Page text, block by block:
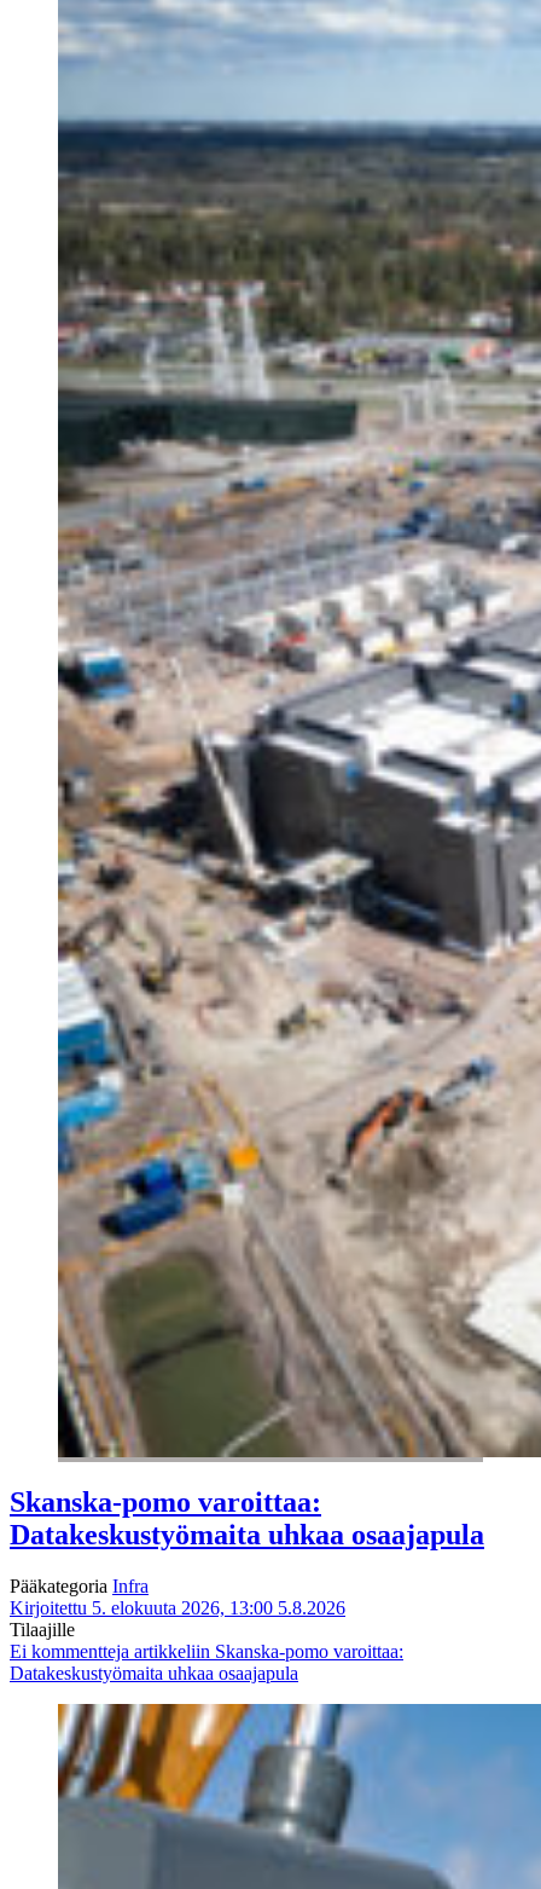
Skanska-pomo varoittaa:
Datakeskustyömaita uhkaa osaajapula
Pääkategoria Infra
Kirjoitettu 5. elokuuta 2026, 13:00 5.8.2026
Tilaajille
Ei kommentteja artikkeliin Skanska-pomo varoittaa:
Datakeskustyömaita uhkaa osaajapula